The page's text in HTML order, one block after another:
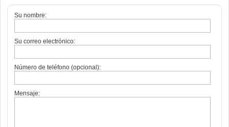
Su nombre:
Su correo electrónico:
Número de teléfono (opcional):
Mensaje: